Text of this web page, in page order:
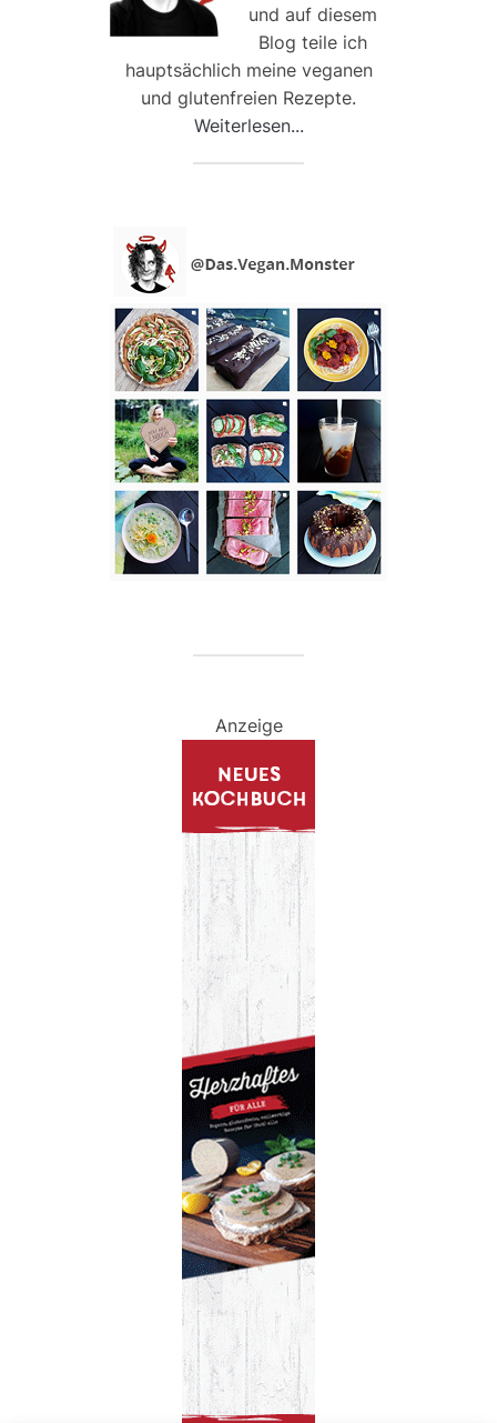
und auf diesem
Blog teile ich
hauptsächlich meine veganen
und glutenfreien Rezepte.
Weiterlesen...
Anzeige